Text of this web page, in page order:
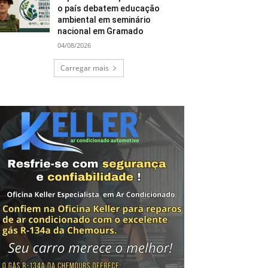
o país debatem educação
ambiental em seminário
nacional em Gramado
04/08/2026
Carregar mais